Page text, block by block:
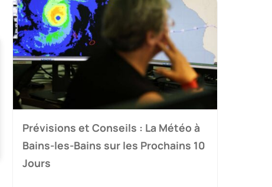
Prévisions et Conseils : La Météo à
Bains-les-Bains sur les Prochains 10
Jours